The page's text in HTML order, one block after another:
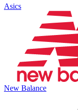
Asics
New Balance